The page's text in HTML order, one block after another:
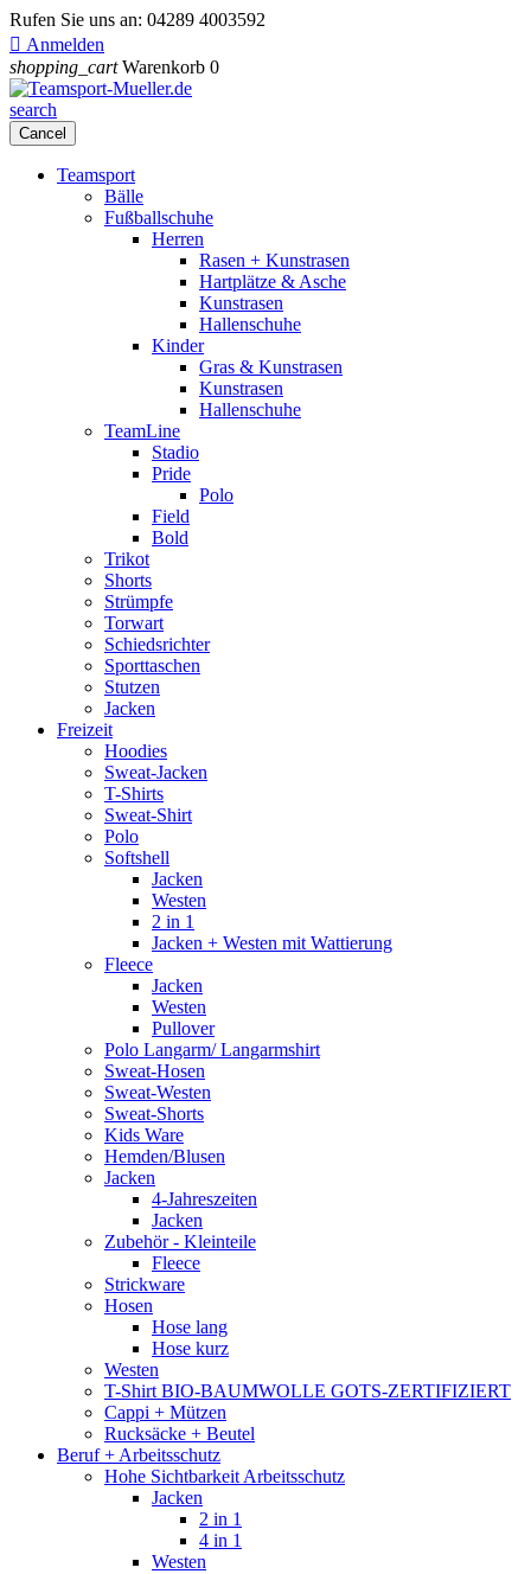
Rufen Sie uns an: 04289 4003592
 Anmelden
shopping_cart Warenkorb 0
search
Cancel
Teamsport
Bälle
Fußballschuhe
Herren
Rasen + Kunstrasen
Hartplätze & Asche
Kunstrasen
Hallenschuhe
Kinder
Gras & Kunstrasen
Kunstrasen
Hallenschuhe
TeamLine
Stadio
Pride
Polo
Field
Bold
Trikot
Shorts
Strümpfe
Torwart
Schiedsrichter
Sporttaschen
Stutzen
Jacken
Freizeit
Hoodies
Sweat-Jacken
T-Shirts
Sweat-Shirt
Polo
Softshell
Jacken
Westen
2 in 1
Jacken + Westen mit Wattierung
Fleece
Jacken
Westen
Pullover
Polo Langarm/ Langarmshirt
Sweat-Hosen
Sweat-Westen
Sweat-Shorts
Kids Ware
Hemden/Blusen
Jacken
4-Jahreszeiten
Jacken
Zubehör - Kleinteile
Fleece
Strickware
Hosen
Hose lang
Hose kurz
Westen
T-Shirt BIO-BAUMWOLLE GOTS-ZERTIFIZIERT
Cappi + Mützen
Rucksäcke + Beutel
Beruf + Arbeitsschutz
Hohe Sichtbarkeit Arbeitsschutz
Jacken
2 in 1
4 in 1
Westen